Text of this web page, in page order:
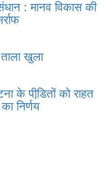
: मानव विकास की
खुला
के पीडि़तों को राहत
निर्णय